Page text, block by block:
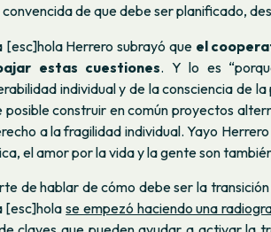
de que debe ser planificado,
[esc]hola Herrero subrayó que el
estas cuestiones. Y lo es
individual y de la consciencia de
posible construir en común proyectos
a la fragilidad individual. Yayo
el amor por la vida y la gente son
de hablar de cómo debe ser la
[esc]holase empezó haciendo una